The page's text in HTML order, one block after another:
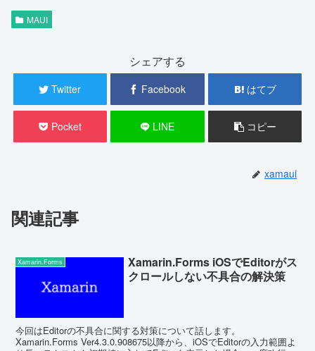
MAUI
シェアする
Twitter Facebook はてブ
Pocket LINE コピー
xamaui
関連記事
Xamarin.Forms
Xamarin.Forms iOSでEditorがス
クロールしない不具合の解決策
今回はEditorの不具合に関する対策について話します。
Xamarin.Forms Ver4.3.0.908675以降から、iOSでEditorの入力範囲よ